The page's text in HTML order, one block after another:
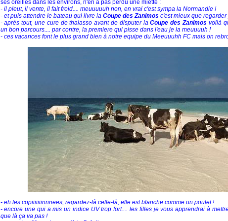
ses oreilles dans les environs, n'en a pas perdu une miette :
- il pleut, il vente, il fait froid.... meuuuuuh non, en vrai c'est sympa la Normandie !
- et puis attendre le bateau qui livre la Coupe des Zanimosc'est mieux que regarder
- après tout, une cure de thalasso avant de disputer laCoupe des Zanimosvoilà
un bon parcours.... par contre, la premiere qui pisse dans l'eau je la meuuuuh !
- ces vacances font le plus grand bien à notre equipe du Meeuuuhh FC mais on
- eh les copiiiiiiinnnees, regardez-là celle-là, elle est blanche comme un poulet !
- encore une qui a mis un indice UV trop fort.... les filles je vous apprendrai à
que là ça va pas !